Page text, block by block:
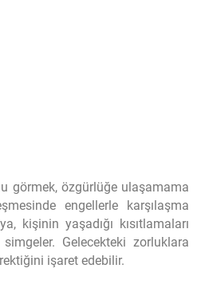
görmek, özgürlüğe ulaşamama
engellerle karşılaşma
kişinin yaşadığı kısıtlamaları
Gelecekteki zorluklara
işaret edebilir.